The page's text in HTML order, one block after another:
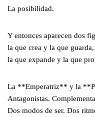
La posibilidad.
Y entonces aparecen dos
la que crea y la que guarda,
la que expande y la que
La **Emperatriz** y la
Antagonistas.
Dos modos de ser. Dos